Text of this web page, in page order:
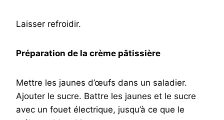
Laisser refroidir.
Préparation de la crème pâtissière
Mettre les jaunes d’œufs dans un saladier.
Ajouter le sucre. Battre les jaunes et le sucre
avec un fouet électrique, jusqu’à ce que le